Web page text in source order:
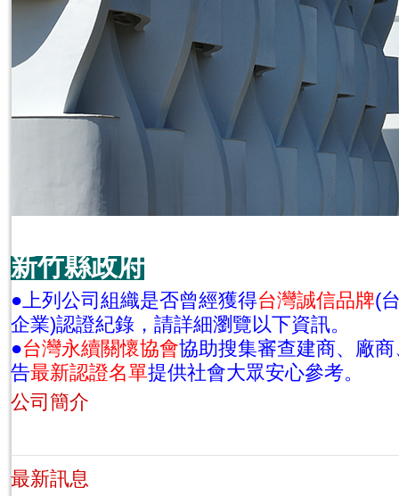
新竹縣政府
●上列公司組織是否曾經獲得台灣誠信品牌(
企業)認證紀錄，請詳細瀏覽以下資訊。
●台灣永續關懷協會協助搜集審查建商、廠
告最新認證名單提供社會大眾安心參考。
公司簡介
最新訊息